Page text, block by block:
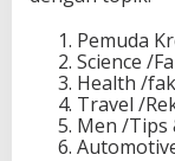
Pemuda
Science /
Health /
Travel /
Men /Tips